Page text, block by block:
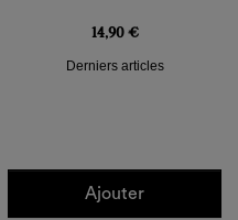
14,90 €
Derniers articles
Ajouter